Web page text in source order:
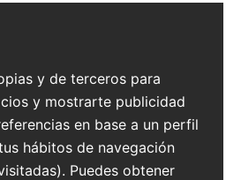
y de terceros para
y mostrarte publicidad
en base a un perfil
hábitos de navegación
Puedes obtener